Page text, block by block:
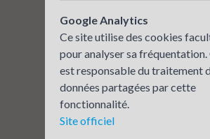
Google Analytics
Ce site utilise des cookies
pour analyser sa
est responsable du traitement
données partagées par cette
fonctionnalité.
Site officiel